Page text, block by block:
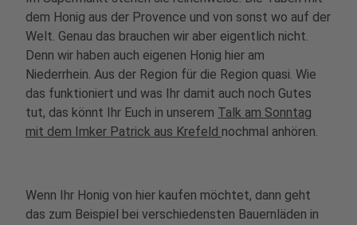
dem Honig aus der Provence und von sonst wo auf der
Welt. Genau das brauchen wir aber eigentlich nicht.
Denn wir haben auch eigenen Honig hier am
Niederrhein. Aus der Region für die Region quasi. Wie
das funktioniert und was Ihr damit auch noch Gutes
tut, das könnt Ihr Euch in unserem Talk am Sonntag
mit dem Imker Patrick aus Krefeld nochmal anhören.
Wenn Ihr Honig von hier kaufen möchtet, dann geht
das zum Beispiel bei verschiedensten Bauernläden in